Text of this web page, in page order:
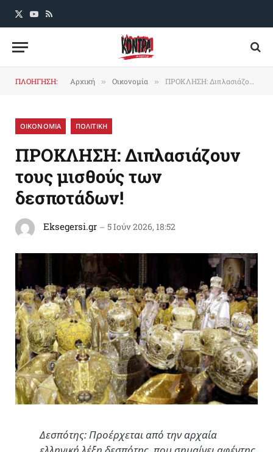
X
YouTube
RSS
ΠΛΟΗΓΗΣΗ: Αρχική » Οικονομία » ΠΡΟΚΛΗΣΗ: Διπλασιάζουν τους μισθούς των δεσποτάδων!
ΟΙΚΟΝΟΜΙΑ ΠΟΛΙΤΙΚΗ
ΠΡΟΚΛΗΣΗ: Διπλασιάζουν
τους μισθούς των
δεσποτάδων!
Eksegersi.gr 5 Ιούν 2026, 18:52
Δεσπότης: Προέρχεται από την αρχαία